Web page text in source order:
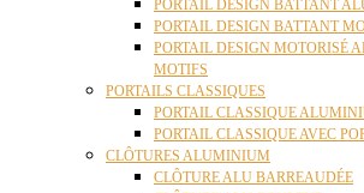
PORTAIL DESIGN BATTANT
PORTAIL DESIGN BATTANT
PORTAIL DESIGN MOTORISÉ
MOTIFS
PORTAILS CLASSIQUES
PORTAIL CLASSIQUE
PORTAIL CLASSIQUE AVEC
CLÔTURES ALUMINIUM
CLÔTURE ALU BARREAUDÉE